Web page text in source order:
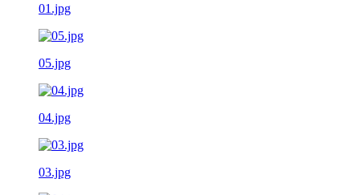
01.jpg
05.jpg
04.jpg
03.jpg